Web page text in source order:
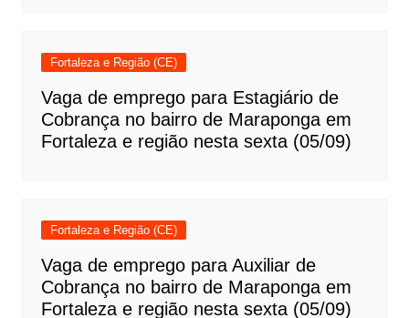
Fortaleza e Região (CE)
Vaga de emprego para Estagiário de
Cobrança no bairro de Maraponga em
Fortaleza e região nesta sexta (05/09)
Fortaleza e Região (CE)
Vaga de emprego para Auxiliar de
Cobrança no bairro de Maraponga em
Fortaleza e região nesta sexta (05/09)